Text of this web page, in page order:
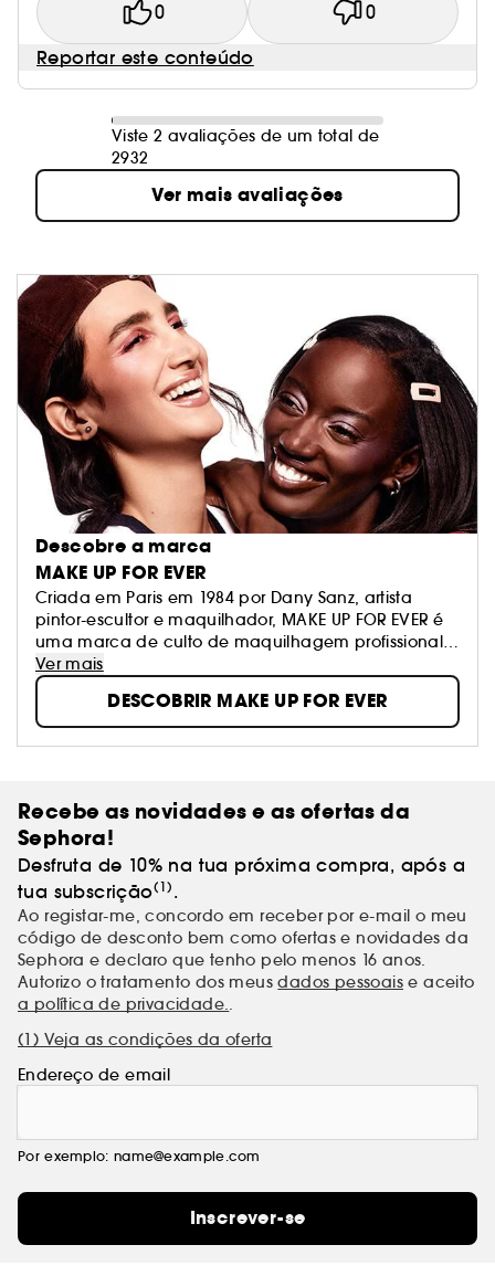
0 0
Reportar este conteúdo
Viste 2 avaliações de um total de
2932
Ver mais avaliações
Descobre a marca
MAKE UP FOR EVER
Criada em Paris em 1984 por Dany Sanz, artista
pintor-escultor e maquilhador, MAKE UP FOR EVER é
uma marca de culto de maquilhagem profissional.
Utilizada tanto pelos Make Up Artists e celebridades
como pelo grande público, os produtos MAKE UP
FOR EVER permitem que todas se embelezem, mas
sobretudo que se exprimam. A divisa de MAKE UP
FOR EVER ?" A vida é um palco" - "A vida é uma
Ver mais
DESCOBRIR MAKE UP FOR EVER
Recebe as novidades e as ofertas da
Sephora!
Desfruta de 10% na tua próxima compra, após a
tua subscrição(1) .
Ao registar-me, concordo em receber por e-mail o meu
código de desconto bem como ofertas e novidades da
Sephora e declaro que tenho pelo menos 16 anos.
Autorizo o tratamento dos meusdados pessoais e aceito
a política de privacidade..
(1) Veja as condições da oferta
Endereço de email
Por exemplo: name@example.com
Inscrever-se